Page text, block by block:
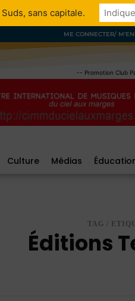
ME CONNECTER/
-- Promotion Club
Culture Médias
TAG /
Éditions
sans capitale.